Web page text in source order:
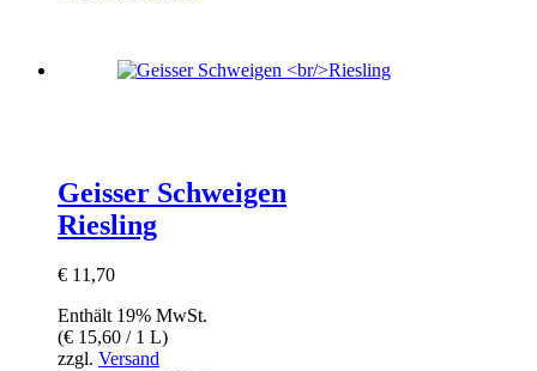
Geisser Schweigen
Riesling
€ 11,70
Enthält 19% MwSt.
(€ 15,60 / 1 L)
zzgl. Versand